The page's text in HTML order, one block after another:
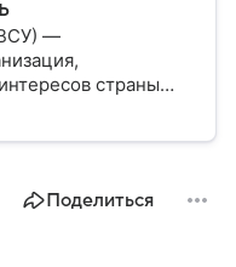
—
страны
Поделиться